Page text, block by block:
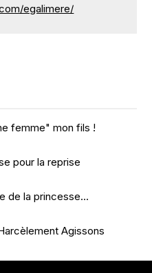
egalimere/
femme" mon fils !
pour la reprise
de la princesse...
Agissons